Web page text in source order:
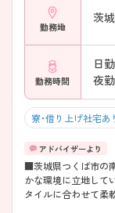
勤務地
茨
勤務時間
日
夜
寮・借り上げ社宅あ
■茨城県つくば市の
かな環境に立地して
タイルに合わせて柔